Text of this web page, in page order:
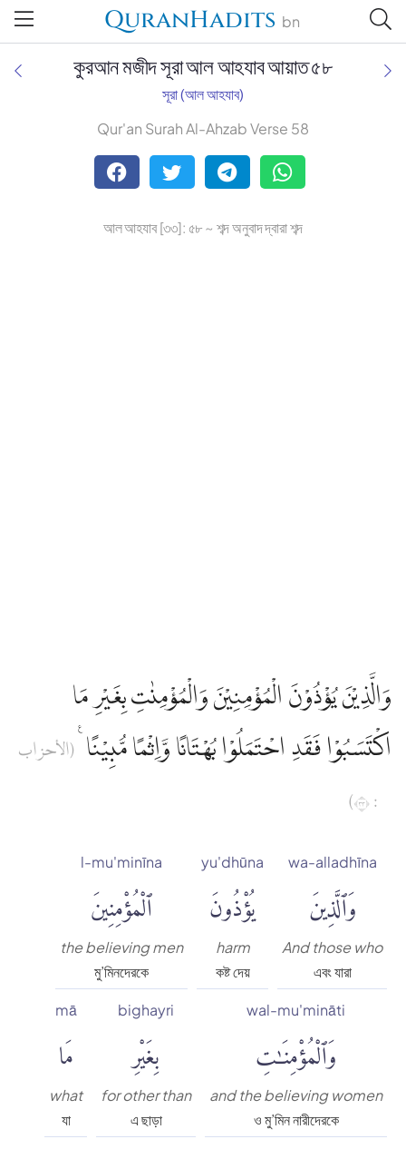
QuranHadits bn
Tafsir Ahsanul Bayaan
Tafsir Abu Bakr Zakaria
Tafsir Bayaan Foundation
কুরআন মজীদ সূরা আল আহযাব আয়াত ৫৮
সূরা (আল আহযাব)
Qur'an Surah Al-Ahzab Verse 58
আল আহযাব [৩৩]: ৫৮ ~ শব্দ অনুবাদ দ্বারা শব্দ
وَالَّذِيْنَ يُؤْذُوْنَ الْمُؤْمِنِيْنَ وَالْمُؤْمِنٰتِ بِغَيْرِ مَا
اكْتَسَبُوْا فَقَدِ احْتَمَلُوْا بُهْتَانًا وَّاِثْمًا مُّبِيْنًا ࣖ (الأحزاب
: ٣٣)
wa-alladhīna
وَٱلَّذِينَ
And those who
এবং যারা
yu'dhūna
يُؤْذُونَ
harm
কষ্ট দেয়
l-mu'minīna
ٱلْمُؤْمِنِينَ
the believing men
মু’মিনদেরকে
wal-mu'mināti
وَٱلْمُؤْمِنَٰتِ
and the believing women
ও মু’মিন নারীদেরকে
bighayri
بِغَيْرِ
for other than
এ ছাড়া
mā
مَا
what
যা